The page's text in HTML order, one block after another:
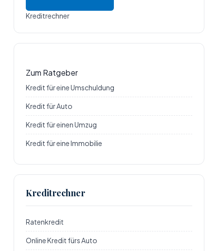
Kreditrechner
Zum Ratgeber
Kredit für eine Umschuldung
Kredit für Auto
Kredit für einen Umzug
Kredit für eine Immobilie
Kreditrechner
Ratenkredit
Online Kredit fürs Auto